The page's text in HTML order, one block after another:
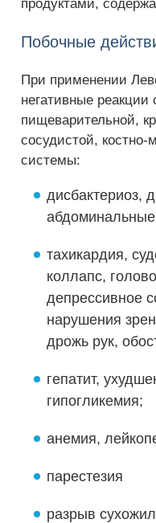
продуктами,
Побочные
При применении
негативные реакции
пищеварительной,
сосудистой,
системы:
дисбактериоз,
тахикардия,
коллапс,
депрессивное
нарушения
дрожь рук,
гепатит,
гипогликемия;
анемия,
парестезия
разрыв